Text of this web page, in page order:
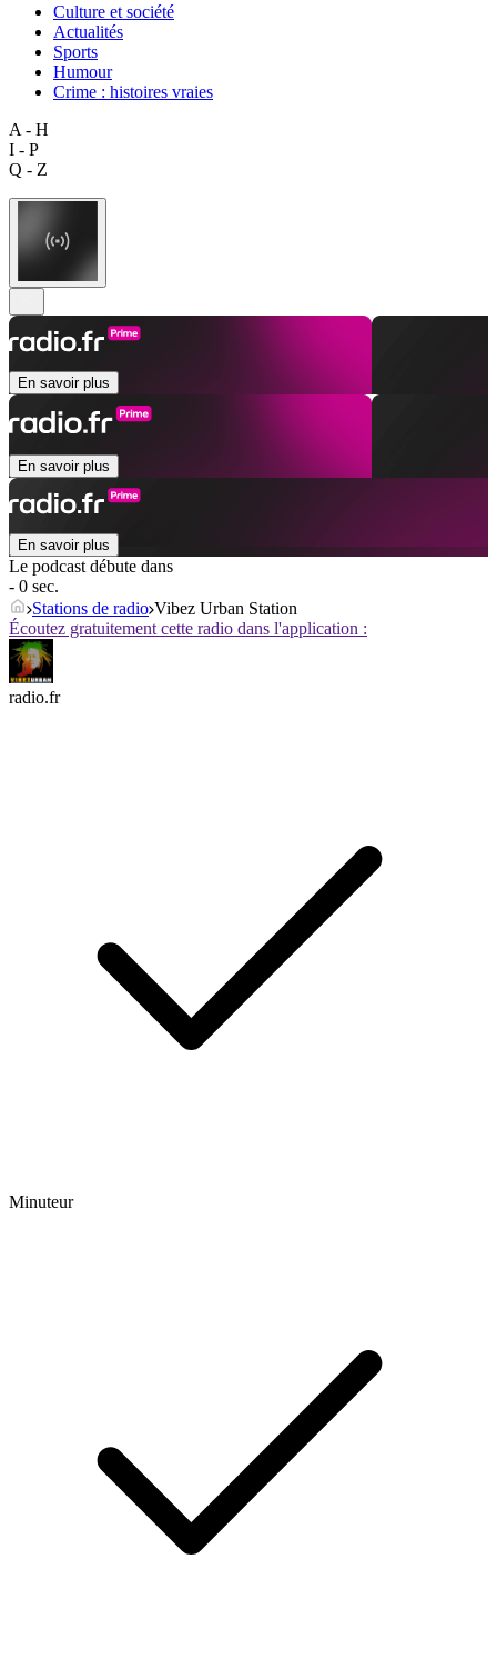
Culture et société
Actualités
Sports
Humour
Crime : histoires vraies
A - H
I - P
Q - Z
En savoir plus
En savoir plus
En savoir plus
Le podcast débute dans
- 0 sec.
Stations de radio Vibez Urban Station
Écoutez gratuitement cette radio dans l'application :
radio.fr
Minuteur